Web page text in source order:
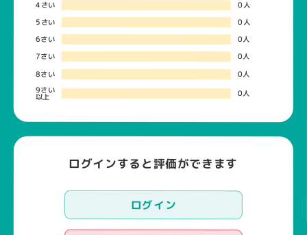
4さい 0人
5さい 0人
6さい 0人
7さい 0人
8さい 0人
9さい
以上 0人
ログインすると評価ができます
ログイン